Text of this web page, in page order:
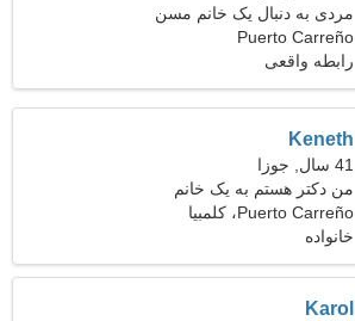
مردی به دنبال یک خانم مسن
Puerto Carreño
رابطه واقعی
Keneth
41 سال, جوزا
من دکتر هستم به یک خانم
صمیمی نیازمندم
Puerto Carreño، کلمبیا
خانواده
Karol